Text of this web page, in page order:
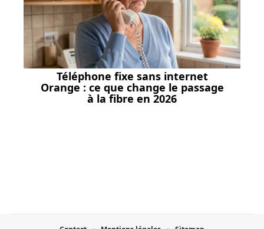
Téléphone fixe sans internet
Orange : ce que change le passage
à la fibre en 2026